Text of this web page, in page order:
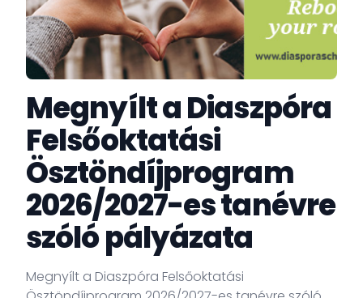
Megnyílt a Diaszpóra
Felsőoktatási
Ösztöndíjprogram
2026/2027-es tanévre
szóló pályázata
Megnyílt a Diaszpóra Felsőoktatási